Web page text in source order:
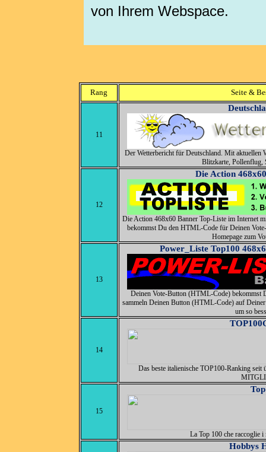
von Ihrem Webspace.
Rang Seite &
11
Der Wetterbericht für Deutschland. Mit aktuellen
Blitzkarte, Pollenflug,
12
Die Action
Die Action 468x60 Banner Top-Liste im Internet
bekommst Du den HTML-Code für Deinen
Homepage zum
13
Power_Liste Top100
Deinen Vote-Button (HTML-Code) bekommst
sammeln Deinen Button (HTML-Code) auf
um so
14
Das beste italienische TOP100-Ranking
15
La Top 100 che raccoglie
Hobbys